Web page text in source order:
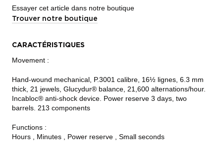
Essayer cet article dans notre boutique
Trouver notre boutique
CARACTÉRISTIQUES
Movement :
Hand-wound mechanical, P.3001 calibre, 16½ lignes, 6.3 mm
thick, 21 jewels, Glucydur® balance, 21,600 alternations/hour.
Incabloc® anti-shock device. Power reserve 3 days, two
barrels. 213 components
Functions :
Hours , Minutes , Power reserve , Small seconds